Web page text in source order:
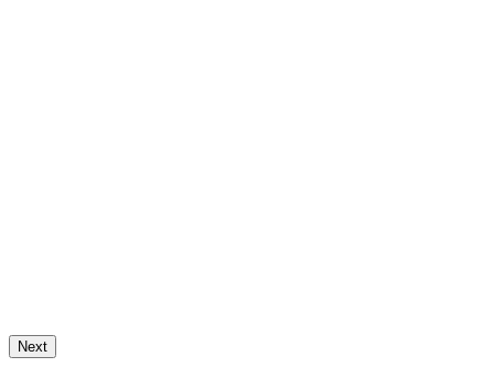
Next